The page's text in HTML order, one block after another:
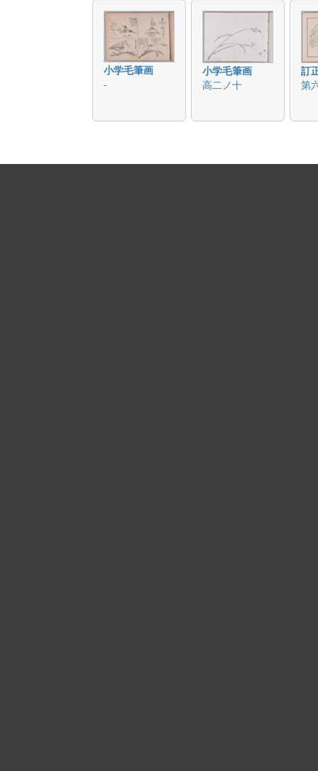
小学毛筆画
-
小学毛筆画
高二ノ十
訂
第